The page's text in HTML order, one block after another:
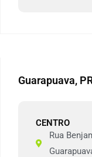
Guarapuava,
CENTRO
Rua